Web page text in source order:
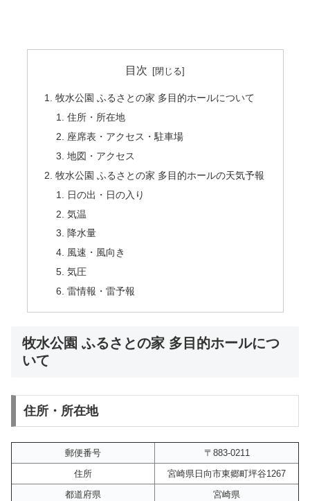
目次
牧水公園 ふるさとの家 多目的ホールについて
住所・所在地
座席表・アクセス・駐車場
地図・アクセス
牧水公園 ふるさとの家 多目的ホールの天気予報
日の出・日の入り
気温
降水量
風速・風向き
気圧
雷情報・雷予報
牧水公園 ふるさとの家 多目的ホールにつ
いて
住所・所在地
郵便番号
〒883-0211
住所
宮崎県日向市東郷町坪谷1267
都道府県
宮崎県